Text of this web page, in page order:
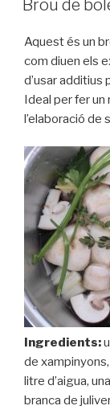
Brou de
Aquest és un
com diuen els
d’usar additius
Ideal per fer
l’elaboració de
Ingredients:
de
litre d’aigua,
branca de